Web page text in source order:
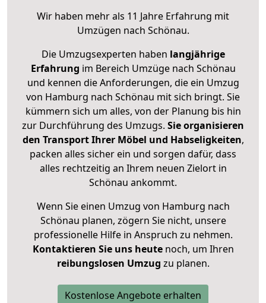
Wir haben mehr als 11 Jahre Erfahrung mit
Umzügen nach Schönau.
Die Umzugsexperten haben langjährige
Erfahrung im Bereich Umzüge nach Schönau
und kennen die Anforderungen, die ein Umzug
von Hamburg nach Schönau mit sich bringt. Sie
kümmern sich um alles, von der Planung bis hin
zur Durchführung des Umzugs. Sie organisieren
den Transport Ihrer Möbel und Habseligkeiten,
packen alles sicher ein und sorgen dafür, dass
alles rechtzeitig an Ihrem neuen Zielort in
Schönau ankommt.
Wenn Sie einen Umzug von Hamburg nach
Schönau planen, zögern Sie nicht, unsere
professionelle Hilfe in Anspruch zu nehmen.
Kontaktieren Sie uns heutenoch, um Ihren
reibungslosen Umzug zu planen.
Kostenlose Angebote erhalten